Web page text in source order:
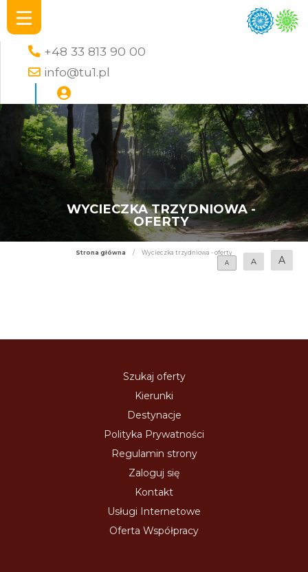
+48 33 813 90 00
info@tu1.pl
WYCIECZKA TRZYDNIOWA -
OFERTY
Strona główna /
Wycieczka trzydniowa - oferty
A
A A
Szukaj oferty
Kierunki
Destynacje
Polityka Prywatności
Regulamin strony
Zaloguj się
Kontakt
Usługi Internetowe
Oferta Współpracy